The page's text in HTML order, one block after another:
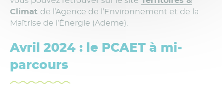
Climat de l’Agence de l’Environnement et de la
Maîtrise de l’Énergie (Ademe).
Avril 2024 : le PCAET à mi-
parcours